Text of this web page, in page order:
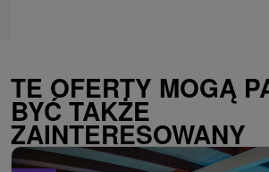
TE OFERTY MOGĄ
BYĆ TAKŻE
ZAINTERESOWANY